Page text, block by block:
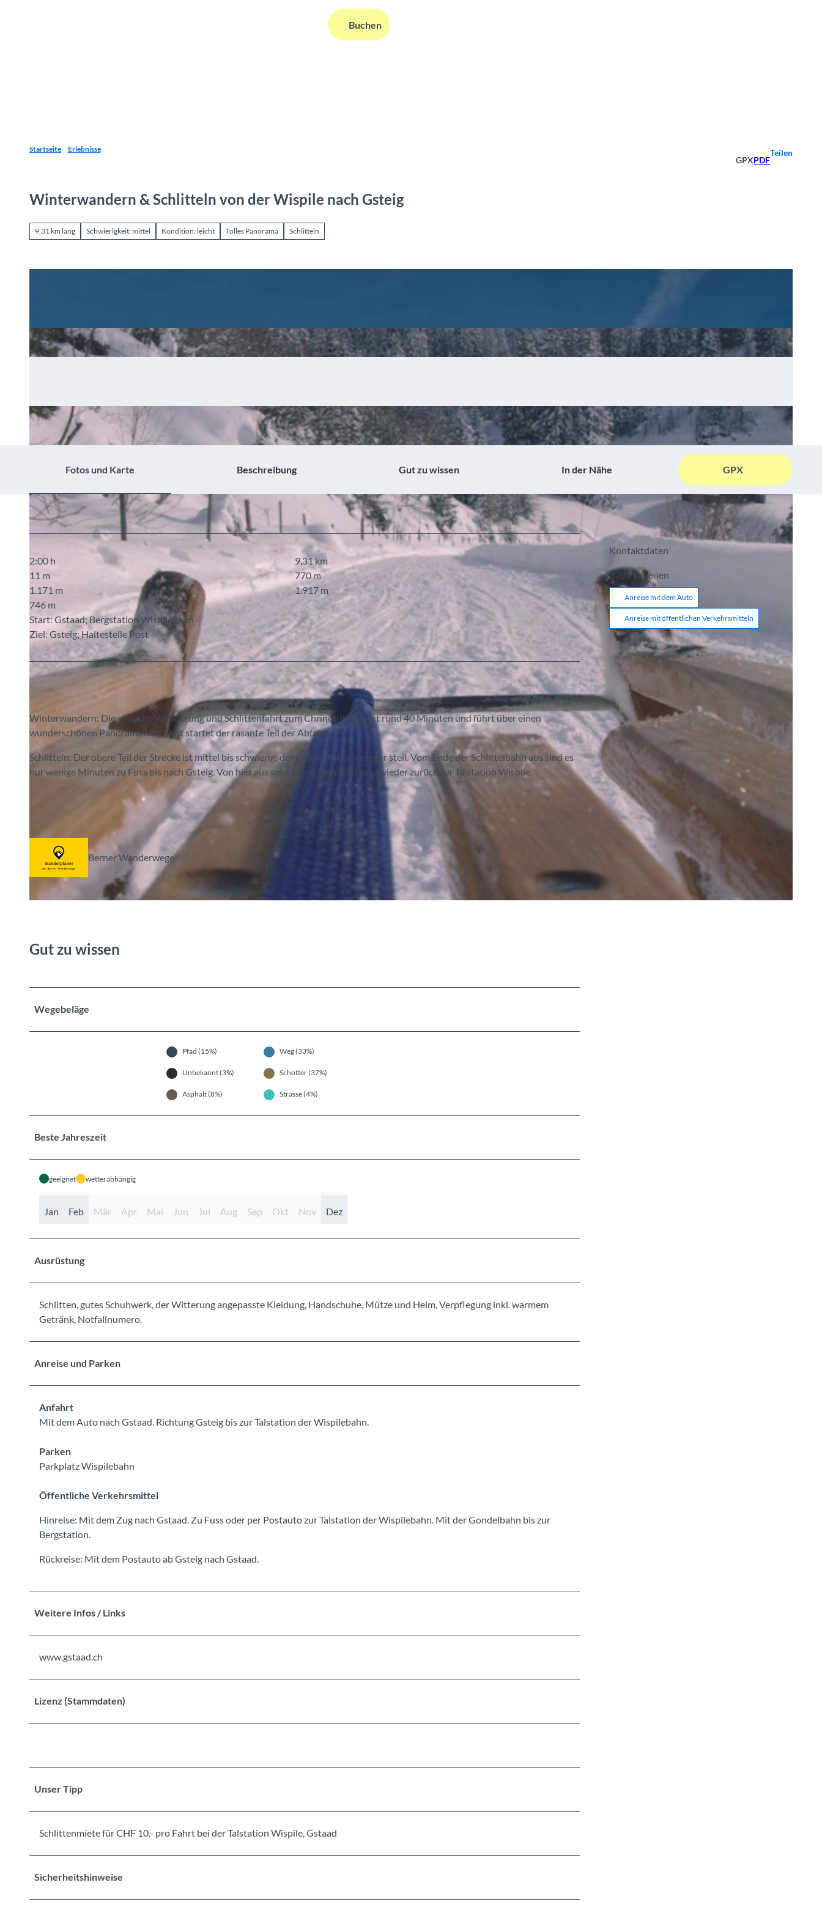
Informationen
Suche Buchen
Startseite Erlebnisse
GPXPDF
Teilen
Winterwandern & Schlitteln von der Wispile nach Gsteig
9,31 km lang Schwierigkeit: mittel Kondition: leicht Tolles Panorama Schlitteln
© Gstaad Saanenland Tourismus, Berner Wanderwege
Fotos und Karte Beschreibung Gut zu wissen In der Nähe GPX
2:00 h
9,31 km
11 m
770 m
1.171 m
1.917 m
746 m
Start: Gstaad; Bergstation Wispilebahn
Ziel: Gsteig; Haltestelle Post
Winterwandern: Die einfache Wanderung und Schlittenfahrt zum Chrinetritt dauert rund 40 Minuten und führt über einen
wunderschönen Panoramaweg. Dort startet der rasante Teil der Abfahrt.
Schlitteln: Der obere Teil der Strecke ist mittel bis schwierig; der untere Teil ist weniger steil. Vom Ende der Schlittelbahn aus sind es
nur wenige Minuten zu Fuss bis nach Gsteig. Von hier aus geht es mit dem Postauto wieder zurück zur Talstation Wispile.
Berner Wanderwege
Gut zu wissen
Wegebeläge
Pfad (15%) Weg (33%)
Unbekannt (3%) Schotter (37%)
Asphalt (8%) Strasse (4%)
Beste Jahreszeit
geeignet wetterabhängig
Jan Feb Mär Apr Mai Jun Jul Aug Sep Okt Nov Dez
Ausrüstung
Schlitten, gutes Schuhwerk, der Witterung angepasste Kleidung, Handschuhe, Mütze und Helm, Verpflegung inkl. warmem
Getränk, Notfallnumero.
Anreise und Parken
Anfahrt
Mit dem Auto nach Gstaad. Richtung Gsteig bis zur Talstation der Wispilebahn.
Parken
Parkplatz Wispilebahn
Öffentliche Verkehrsmittel
Hinreise: Mit dem Zug nach Gstaad. Zu Fuss oder per Postauto zur Talstation der Wispilebahn. Mit der Gondelbahn bis zur
Bergstation.
Rückreise: Mit dem Postauto ab Gsteig nach Gstaad.
Weitere Infos / Links
www.gstaad.ch
Lizenz (Stammdaten)
Unser Tipp
Schlittenmiete für CHF 10.- pro Fahrt bei der Talstation Wispile, Gstaad
Sicherheitshinweise
Kontaktdaten
3783Lauenen
Anreise mit dem Auto
Anreise mit öffentlichen Verkehrsmitteln